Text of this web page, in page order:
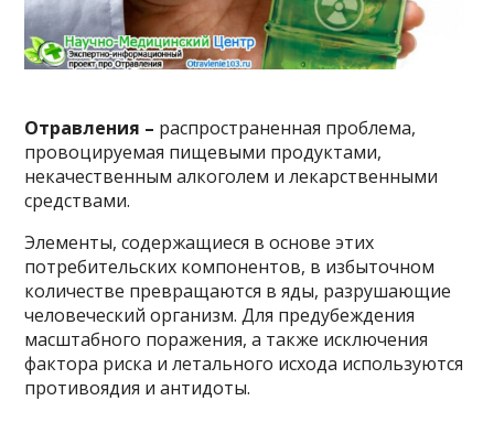
Отравления – распространенная проблема,
провоцируемая пищевыми продуктами,
некачественным алкоголем и лекарственными
средствами.
Элементы, содержащиеся в основе этих
потребительских компонентов, в избыточном
количестве превращаются в яды, разрушающие
человеческий организм. Для предубеждения
масштабного поражения, а также исключения
фактора риска и летального исхода используются
противоядия и антидоты.